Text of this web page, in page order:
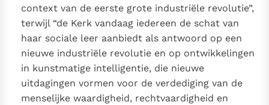
context van de eerste grote industriële revolutie”,
terwijl “de Kerk vandaag iedereen de schat van
haar sociale leer aanbiedt als antwoord op een
nieuwe industriële revolutie en op ontwikkelingen
in kunstmatige intelligentie, die nieuwe
uitdagingen vormen voor de verdediging van de
menselijke waardigheid, rechtvaardigheid en